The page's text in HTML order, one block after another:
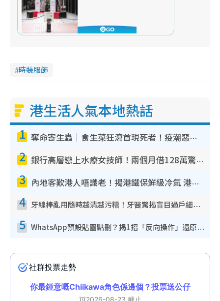
時裝服飾
港生活人氣本地熱話
1 奪命寄生蟲｜食生菜狂瀉首現死者！疫潮惡化錄1.8萬宗病例 揭洗菜3大謬誤
2 銀行高層戀上水療女技師！兩個月借128萬驚覺「沉船」沉落火海 揭背後疑似邪教操控賣淫
3 內地客歎港人唔識老！揭港鐵保鮮級冷氣 港人求放過：咪投訴
4 牙線棒亂用隨時越清越污糟！牙醫驚揭盲目過戶細菌恐致蛀牙：呢種先係日常真保養
5 WhatsApp預設貼圖點刪？揭1招「反向操作」還原簡潔介面 附3步實測教學